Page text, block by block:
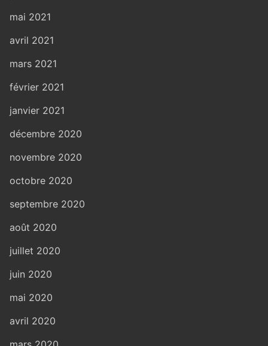
mai 2021
avril 2021
mars 2021
février 2021
janvier 2021
décembre 2020
novembre 2020
octobre 2020
septembre 2020
août 2020
juillet 2020
juin 2020
mai 2020
avril 2020